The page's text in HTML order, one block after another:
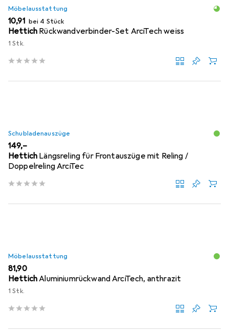
Möbelausstattung
EUR
10,91 bei 4 Stück
Hettich Rückwandverbinder-Set ArciTech weiss
1 Stk.
Schubladenauszüge
EUR
149,–
Hettich Längsreling für Frontauszüge mit Reling /
Doppelreling ArciTec
Möbelausstattung
EUR
81,90
HettichAluminiumrückwand ArciTech, anthrazit
1 Stk.